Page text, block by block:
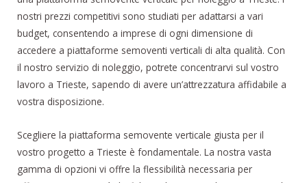
nostri prezzi competitivi sono studiati per adattarsi a vari
budget, consentendo a imprese di ogni dimensione di
accedere a piattaforme semoventi verticali di alta qualità. Con
il nostro servizio di noleggio, potrete concentrarvi sul vostro
lavoro a Trieste, sapendo di avere un’attrezzatura affidabile a
vostra disposizione.
Scegliere la piattaforma semovente verticale giusta per il
vostro progetto a Trieste è fondamentale. La nostra vasta
gamma di opzioni vi offre la flessibilità necessaria per